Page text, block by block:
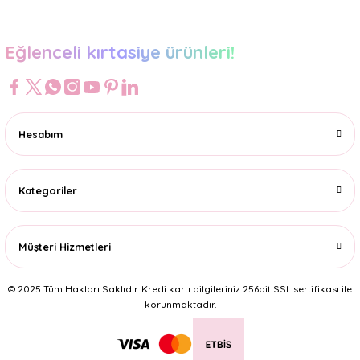
Eğlenceli kırtasiye ürünleri!
Hesabım
Kategoriler
Müşteri Hizmetleri
© 2025 Tüm Hakları Saklıdır. Kredi kartı bilgileriniz 256bit SSL sertifikası ile
korunmaktadır.